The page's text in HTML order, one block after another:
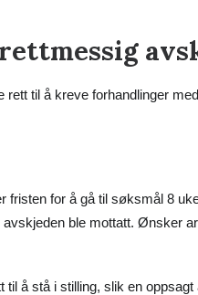
til å kreve forhandlinger
for å gå til søksmål 8
ble mottatt. Ønsker
å stå i stilling, slik en